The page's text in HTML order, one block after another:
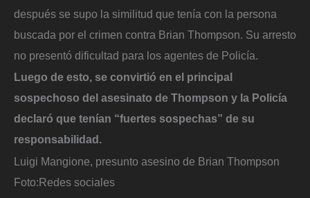
después se supo la similitud que tenía con la persona
buscada por el crimen contra Brian Thompson. Su arresto
no presentó dificultad para los agentes de Policía.
Luego de esto, se convirtió en el principal
sospechoso del asesinato de Thompson y la Policía
declaró que tenían “fuertes sospechas” de su
responsabilidad.
Luigi Mangione, presunto asesino de Brian Thompson
Foto:Redes sociales